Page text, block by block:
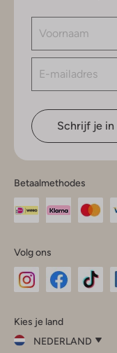
Schrijf je in
Betaalmethodes
Volg ons
InstagramFacebook
Kies je land
NEDERLAND